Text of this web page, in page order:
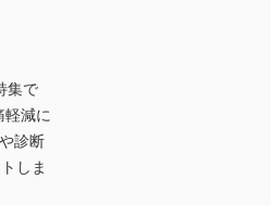
集で
軽減に
診断
しま